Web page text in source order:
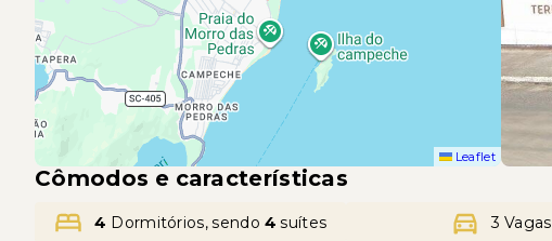
Leaflet
Cômodos e características
4 Dormitórios, sendo 4 suítes 3 Vagas